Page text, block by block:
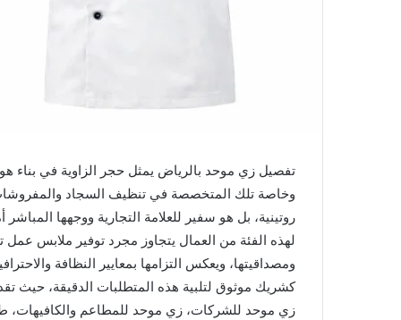
تفصيل زي موحد بالرياض يمثل حجر الزاوية في بناء
وخاصة تلك المتخصصة في تنظيف السجاد
روتينية، بل هو سفير للعلامة التجارية ووجهها
لهذه الفئة من العمال يتجاوز مجرد توفير ملابس عمل
ومصداقيتها، ويعكس التزامها بمعايير النظافة
كشريك موثوق لتلبية هذه المتطلبات الدقيقة، حيث
زي موحد للشركات، زي موحد للمطاعم والكافيهات،